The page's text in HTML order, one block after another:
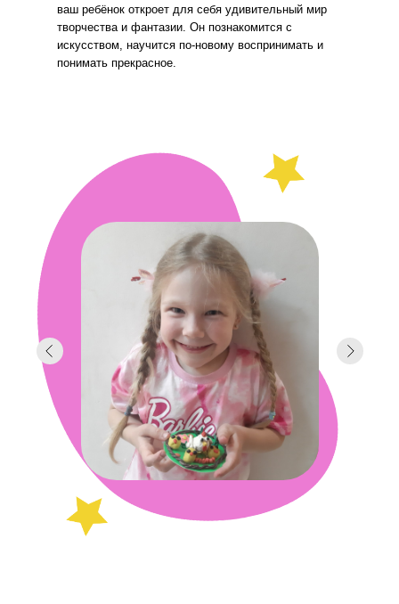
ваш ребёнок откроет для себя удивительный мир
творчества и фантазии. Он познакомится с
искусством, научится по-новому воспринимать и
понимать прекрасное.